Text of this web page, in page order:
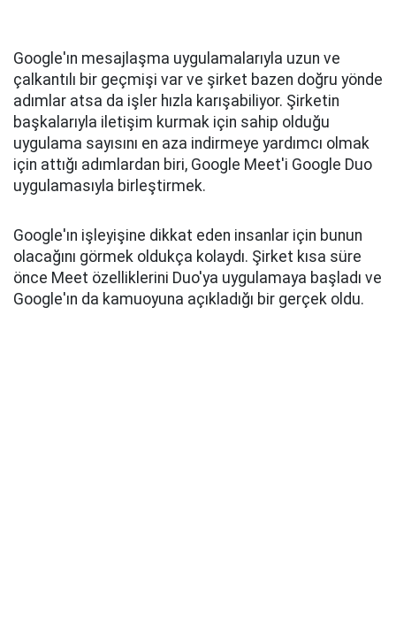
Google'ın mesajlaşma uygulamalarıyla uzun ve
çalkantılı bir geçmişi var ve şirket bazen doğru yönde
adımlar atsa da işler hızla karışabiliyor. Şirketin
başkalarıyla iletişim kurmak için sahip olduğu
uygulama sayısını en aza indirmeye yardımcı olmak
için attığı adımlardan biri, Google Meet'i Google Duo
uygulamasıyla birleştirmek.
Google'ın işleyişine dikkat eden insanlar için bunun
olacağını görmek oldukça kolaydı. Şirket kısa süre
önce Meet özelliklerini Duo'ya uygulamaya başladı ve
Google'ın da kamuoyuna açıkladığı bir gerçek oldu.